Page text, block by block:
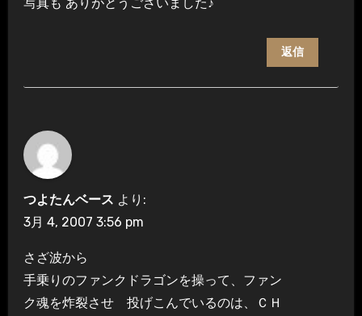
返信
つよたんベース より:
3月 4, 2007 3:56 pm
さざ波から
手乗りのファンクドラゴンを操って、ファン
ク魂を炸裂させ 投げこんでいるのは、ＣＨ